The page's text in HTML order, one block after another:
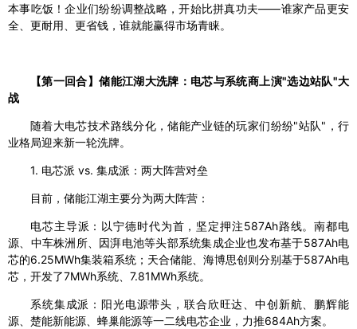
本事吃饭！企业们纷纷调整战略，开始比拼真功夫——谁家产品更安
全、更耐用、更省钱，谁就能赢得市场青睐。
【第一回合】储能江湖大洗牌：电芯与系统商上演"选边站队"大
战
随着大电芯技术路线分化，储能产业链的玩家们纷纷"站队"，行
业格局迎来新一轮洗牌。
1. 电芯派 vs. 集成派：两大阵营对垒
目前，储能江湖主要分为两大阵营：
电芯主导派：以宁德时代为首，坚定押注587Ah路线。南都电
源、中车株洲所、因湃电池等头部系统集成企业也发布基于587Ah电
芯的6.25MWh集装箱系统；天合储能、海博思创则分别基于587Ah电
芯，开发了7MWh系统、7.81MWh系统。
系统集成派：阳光电源带头，联合欣旺达、中创新航、鹏辉能
源、楚能新能源、蜂巢能源等一二线电芯企业，力推684Ah方案。